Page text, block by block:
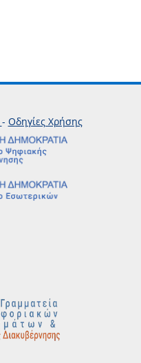
- Οδηγίες Χρήσης